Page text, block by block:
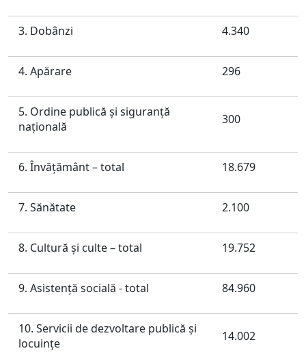
3. Dobânzi 4.340
4. Apărare 296
5. Ordine publică şi siguranţă
naţională
300
6. Învăţământ – total 18.679
7. Sănătate 2.100
8. Cultură şi culte – total 19.752
9. Asistenţă socială - total 84.960
10. Servicii de dezvoltare publică şi
locuinţe
14.002